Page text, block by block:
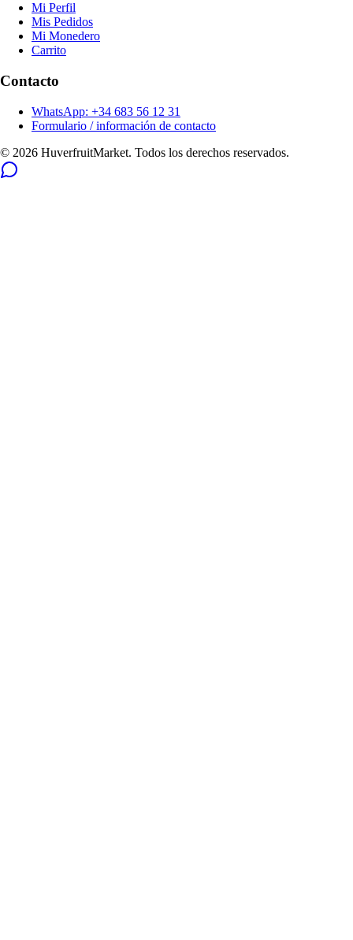
Mi Perfil
Mis Pedidos
Mi Monedero
Carrito
Contacto
WhatsApp: +34 683 56 12 31
Formulario / información de contacto
© 2026 HuverfruitMarket. Todos los derechos reservados.